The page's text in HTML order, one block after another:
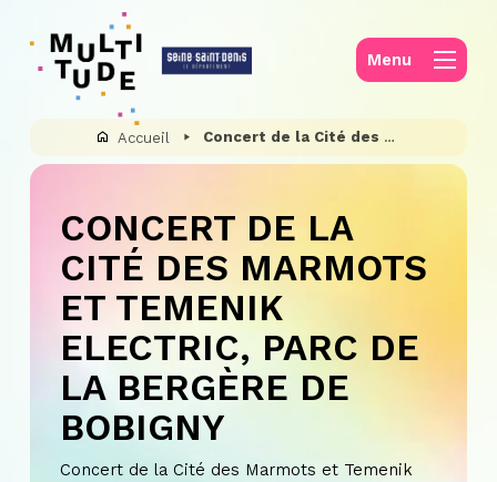
Menu
Accueil Concert de la Cité des Marmots et Temenik Electric, Parc de la Bergère de Bobigny
CONCERT DE LA
CITÉ DES MARMOTS
ET TEMENIK
ELECTRIC, PARC DE
LA BERGÈRE DE
BOBIGNY
Concert de la Cité des Marmots et Temenik
Panneau de gestion des cookies